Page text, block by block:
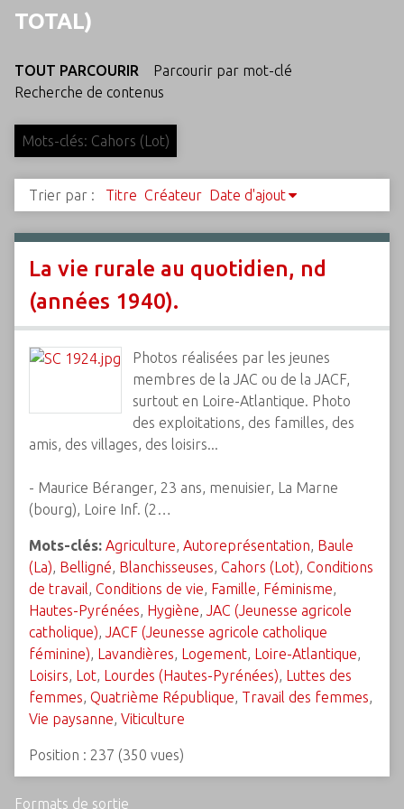
TOTAL)
TOUT PARCOURIR
Parcourir par mot-clé
Recherche de contenus
Mots-clés: Cahors (Lot)
Trier par : Titre Créateur Date d'ajout
La vie rurale au quotidien, nd
(années 1940).
Photos réalisées par les jeunes
membres de la JAC ou de la JACF,
surtout en Loire-Atlantique. Photo
des exploitations, des familles, des
amis, des villages, des loisirs...
- Maurice Béranger, 23 ans, menuisier, La Marne
(bourg), Loire Inf. (2…
Mots-clés: Agriculture, Autoreprésentation, Baule
(La), Belligné, Blanchisseuses, Cahors (Lot), Conditions
de travail, Conditions de vie, Famille, Féminisme,
Hautes-Pyrénées, Hygiène, JAC (Jeunesse agricole
catholique), JACF (Jeunesse agricole catholique
féminine), Lavandières, Logement, Loire-Atlantique,
Loisirs, Lot, Lourdes (Hautes-Pyrénées), Luttes des
femmes, Quatrième République, Travail des femmes,
Vie paysanne, Viticulture
Position : 237 (350 vues)
Formats de sortie